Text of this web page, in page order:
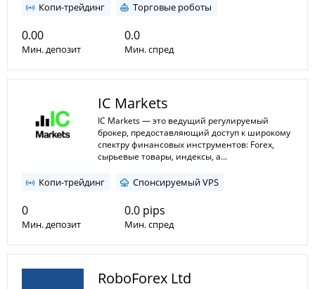
Копи-трейдинг Торговые роботы
0.00
Мин. депозит
0.0
Мин. спред
Макс. плечо
IC Markets
IC Markets — это ведущий регулируемый
брокер, предоставляющий доступ к широкому
спектру финансовых инструментов: Forex,
сырьевые товары, индексы, а...
Копи-трейдинг Спонсируемый VPS
0
Мин. депозит
0.0 pips
Мин. спред
Макс. плечо
RoboForex Ltd